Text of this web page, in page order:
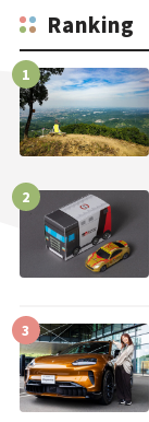
Ranking